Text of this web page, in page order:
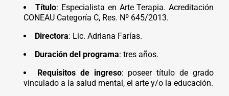
Título: Especialista en Arte Terapia. Acreditación
CONEAU Categoría C, Res. Nº 645/2013.
Directora: Lic. Adriana Farías.
Duración del programa: tres años.
Requisitos de ingreso: poseer título de grado
vinculado a la salud mental, el arte y/o la educación.